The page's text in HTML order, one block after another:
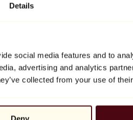
Details
social media features and to
advertising and analytics
collected from your use of